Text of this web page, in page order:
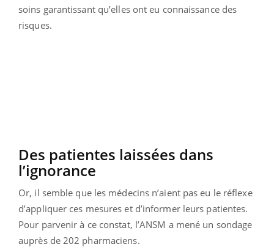
soins garantissant qu’elles ont eu connaissance des
risques.
Des patientes laissées dans
l’ignorance
Or, il semble que les médecins n’aient pas eu le réflexe
d’appliquer ces mesures et d’informer leurs patientes.
Pour parvenir à ce constat, l’ANSM a mené un sondage
auprès de 202 pharmaciens.